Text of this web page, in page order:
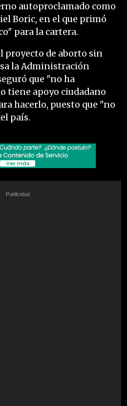
autoproclamado como
Boric, en el que primó
para la cartera.
proyecto de aborto sin
la Administración
que "no ha
tiene apoyo ciudadano
hacerlo, puesto que "no
país.